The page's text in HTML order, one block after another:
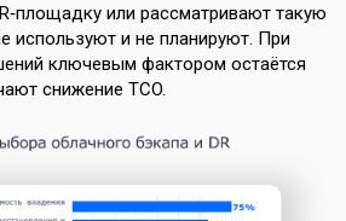
или рассматривают такую
используют и не планируют. При
ключевым фактором остаётся
снижение TCO.